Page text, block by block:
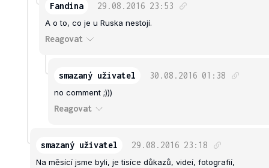
Fandina 29.08.2016 23:53
A o to, co je u Ruska nestojí.
Reagovat
smazaný uživatel 30.08.2016 01:38
no comment ;)))
Reagovat
smazaný uživatel 29.08.2016 23:18
Na měsící jsme byli, je tisíce důkazů, videí, fotografií,